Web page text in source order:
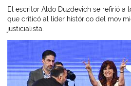
El escritor Aldo Duzdevich se refirió a
que criticó al líder histórico del
justicialista.
Imagen